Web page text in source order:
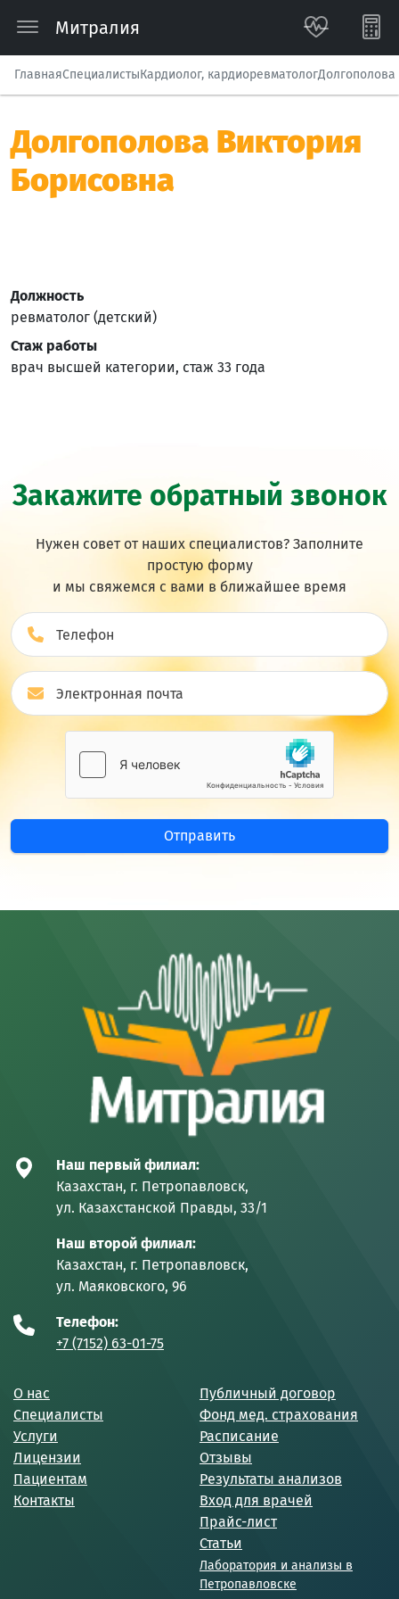
Митралия
ГлавнаяСпециалистыКардиолог, кардиоревматолог
Долгополова Виктория
Борисовна
Должность
ревматолог (детский)
Стаж работы
врач высшей категории, стаж 33 года
Закажите обратный звонок
Нужен совет от наших специалистов? Заполните
простую форму
и мы свяжемся с вами в ближайшее врeмя
Отправить
О нас
Специалисты
Услуги
Лицензии
Пациентам
Контакты
Публичный договор
Фонд мед. страхования
Расписание
Отзывы
Результаты анализов
Вход для врачей
Прайс-лист
Статьи
Лаборатория и анализы в
Петропавловске
Наш первый филиал:
Казахстан, г. Петропавловск,
ул. Казахстанской Правды, 33/1
Наш второй филиал:
Казахстан, г. Петропавловск,
ул. Маяковского, 96
Телефон:
+7 (7152) 63-01-75